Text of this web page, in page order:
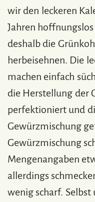
wir den leckeren
Jahren
deshalb die
herbeisehnen. Die
machen einfach
die Herstellung der
perfektioniert und
Gewürzmischung
Gewürzmischung
Mengenangaben
allerdings
wenig scharf.